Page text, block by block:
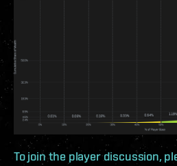
To join the player discussion,